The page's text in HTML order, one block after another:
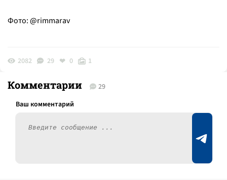
Фото: @rimmarav
2082 29 0 1
Комментарии 29